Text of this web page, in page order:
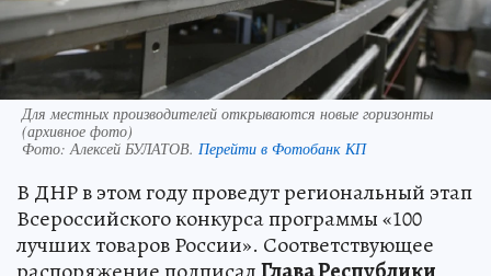
Для местных производителей открываются новые горизонты
(архивное фото)
Фото:Алексей БУЛАТОВ. Перейти в Фотобанк КП
В ДНР в этом году проведут региональный этап
Всероссийского конкурса программы «100
лучших товаров России». Соответствующее